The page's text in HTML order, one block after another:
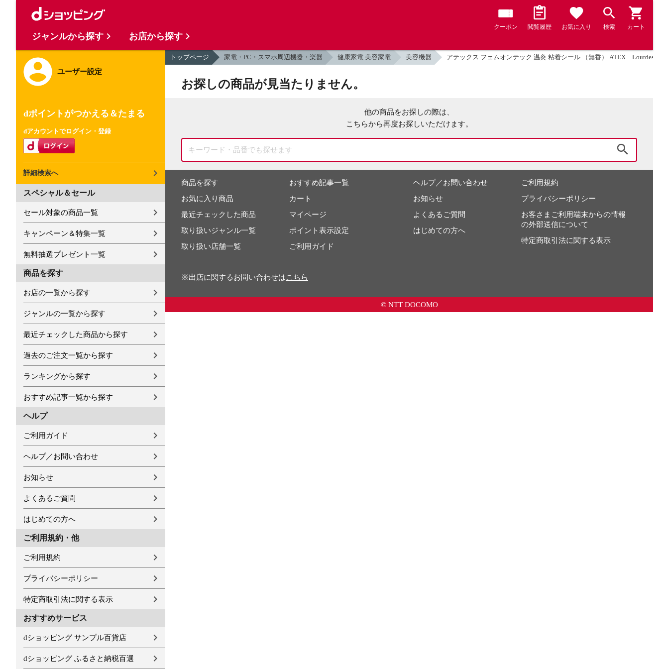
クーポン 閲覧履歴 お気に入り 検索 カート
ユーザー設定
dポイントがつかえる＆たまる
dアカウントでログイン・登録
詳細検索へ
スペシャル＆セール
セール対象の商品一覧
キャンペーン＆特集一覧
無料抽選プレゼント一覧
商品を探す
お店の一覧から探す
ジャンルの一覧から探す
最近チェックした商品から探す
過去のご注文一覧から探す
ランキングから探す
おすすめ記事一覧から探す
ヘルプ
ご利用ガイド
ヘルプ／お問い合わせ
お知らせ
よくあるご質問
はじめての方へ
ご利用規約・他
ご利用規約
プライバシーポリシー
特定商取引法に関する表示
おすすめサービス
dショッピング サンプル百貨店
dショッピング ふるさと納税百選
トップページ 家電・PC・スマホ周辺機器・楽器 健康家電 美容家電 美容機器 アテックス フェムオンテック 温灸 粘着シール （無香） ATEX Lourdes
お探しの商品が見当たりません。
他の商品をお探しの際は、
こちらから再度お探しいただけます。
商品を探す
お気に入り商品
最近チェックした商品
取り扱いジャンル一覧
取り扱い店舗一覧
おすすめ記事一覧
カート
マイページ
ポイント表示設定
ご利用ガイド
ヘルプ／お問い合わせ
お知らせ
よくあるご質問
はじめての方へ
ご利用規約
プライバシーポリシー
お客さまご利用端末からの情報
の外部送信について
特定商取引法に関する表示
※出店に関するお問い合わせはこちら
© NTT DOCOMO
ジャンルから探す お店から探す